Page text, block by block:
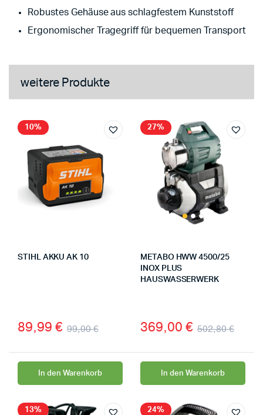
Robustes Gehäuse aus schlagfestem Kunststoff
Ergonomischer Tragegriff für bequemen Transport
weitere Produkte
10%
STIHL AKKU AK 10
99,00€
89,99 €
In den Warenkorb
27%
METABO HWW 4500/25
INOX PLUS
HAUSWASSERWERK
502,80€
369,00 €
In den Warenkorb
13% 24%